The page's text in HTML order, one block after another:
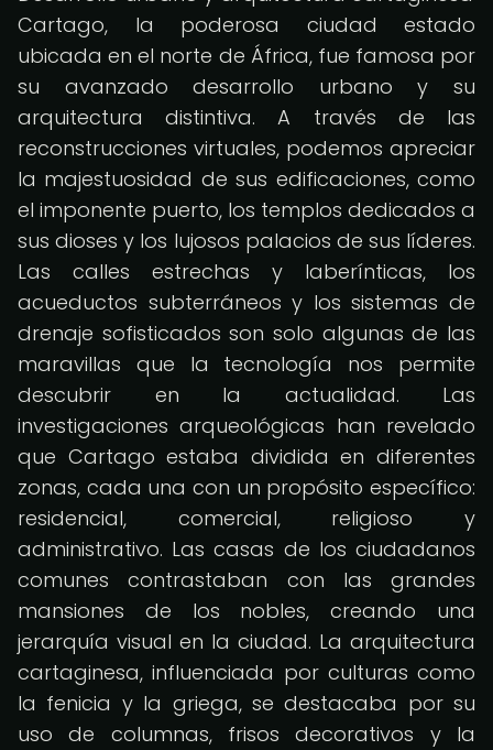
Cartago, la poderosa ciudad estado
ubicada en el norte de África, fue famosa por
su avanzado desarrollo urbano y su
arquitectura distintiva. A través de las
reconstrucciones virtuales, podemos apreciar
la majestuosidad de sus edificaciones, como
el imponente puerto, los templos dedicados a
sus dioses y los lujosos palacios de sus líderes.
Las calles estrechas y laberínticas, los
acueductos subterráneos y los sistemas de
drenaje sofisticados son solo algunas de las
maravillas que la tecnología nos permite
descubrir en la actualidad. Las
investigaciones arqueológicas han revelado
que Cartago estaba dividida en diferentes
zonas, cada una con un propósito específico:
residencial, comercial, religioso y
administrativo. Las casas de los ciudadanos
comunes contrastaban con las grandes
mansiones de los nobles, creando una
jerarquía visual en la ciudad. La arquitectura
cartaginesa, influenciada por culturas como
la fenicia y la griega, se destacaba por su
uso de columnas, frisos decorativos y la